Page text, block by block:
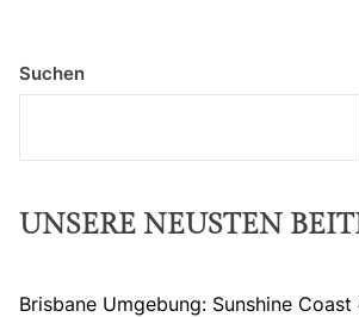
Suchen
UNSERE NEUSTEN
Brisbane Umgebung: Sunshine